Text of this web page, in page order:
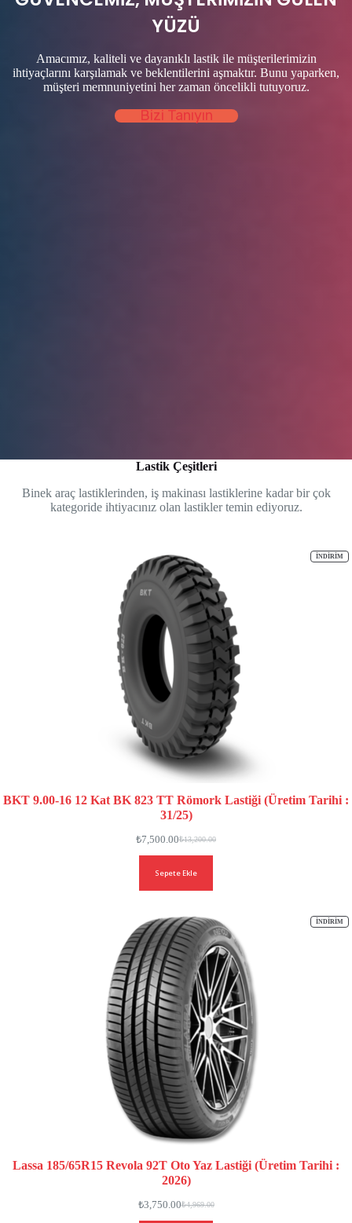
maliyet tasarrufu sağlar.
biçerdöverlerin ağırlığı ayrıca yük taşıma ihtiyacı göz
YÜZÜ
Amacımız, kaliteli ve dayanıklı lastik ile müşterilerimizin
ihtiyaçlarını karşılamak ve beklentilerini aşmaktır. Bunu yaparken,
müşteri memnuniyetini her zaman öncelikli tutuyoruz.
Bizi Tanıyın
Lastik Çeşitleri
Binek araç lastiklerinden, iş makinası lastiklerine kadar bir çok
kategoride ihtiyacınız olan lastikler temin ediyoruz.
İNDIRIM
BKT 9.00-16 12 Kat BK 823 TT Römork Lastiği (Üretim Tarihi :
31/25)
₺13,200.00
₺7,500.00
Sepete Ekle
İNDIRIM
Lassa 185/65R15 Revola 92T Oto Yaz Lastiği (Üretim Tarihi :
2026)
₺4,969.00
₺3,750.00